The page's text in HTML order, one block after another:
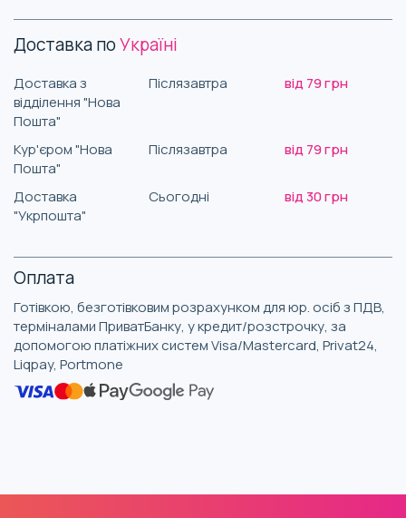
Доставка поУкраїні
Доставка з
відділення "Нова
Пошта"
Післязавтра від 79 грн
Кур'єром "Нова
Пошта"
Післязавтра від 79 грн
Доставка
"Укрпошта"
Сьогодні від 30 грн
Оплата
Готівкою, безготівковим розрахунком для юр. осіб з ПДВ,
терміналами ПриватБанку, у кредит/розстрочку, за
допомогою платіжних систем Visa/Mastercard, Privat24,
Liqpay, Portmone